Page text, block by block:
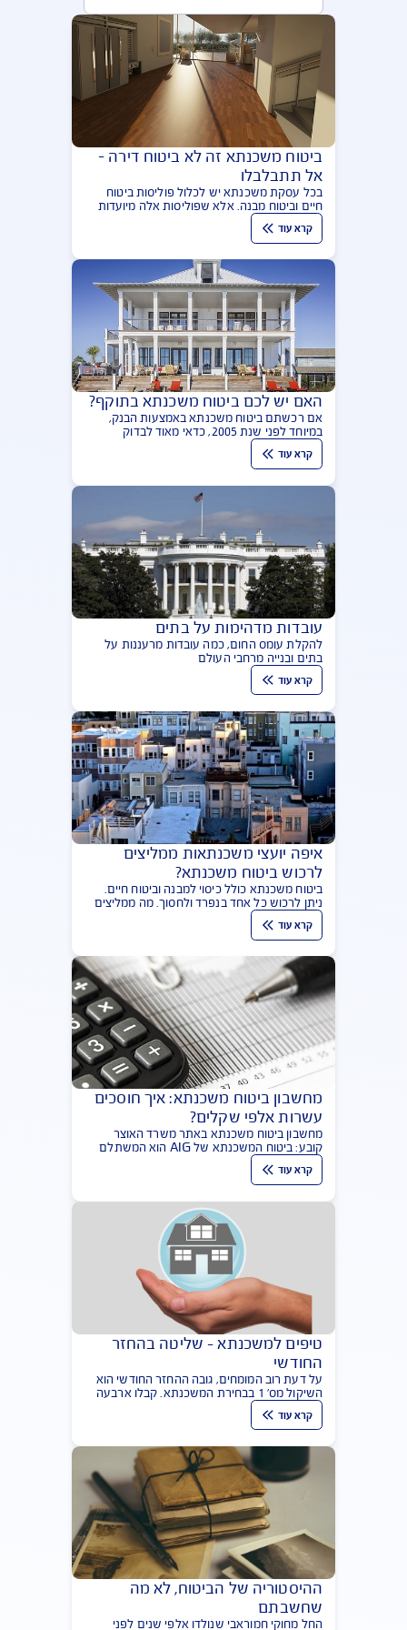
הפופולריות ביותר
ביטוח משכנתא זה לא ביטוח דירה –
אל תתבלבלו
בכל עסקת משכנתא יש לכלול פוליסות ביטוח
חיים וביטוח מבנה. אלא שפוליסות אלה מיועדות
להגן על נותן המשכנתא. כדי להגן על רכושכם יש
לרכוש פוליסת ביטוח דירה פרטית בהתאמה
האם יש לכם ביטוח משכנתא בתוקף?
אם רכשתם ביטוח משכנתא באמצעות הבנק,
במיוחד לפני שנת 2005, כדאי מאוד לבדוק
בהקדם את תוקף ביטוח המשכנתא שלכם
ולהשוות את תקופת הביטוח לתקופת המשכנתא
קרא עוד
עובדות מדהימות על בתים
להקלת עומס החום, כמה עובדות מרעננות על
בתים ובנייה מרחבי העולם
קרא עוד
איפה יועצי משכנתאות ממליצים
לרכוש ביטוח משכנתא?
ביטוח משכנתא כולל כיסוי למבנה וביטוח חיים.
ניתן לרכוש כל אחד בנפרד ולחסוך. מה ממליצים
יועצי המשכנתאות?
קרא עוד
מחשבון ביטוח משכנתא: איך חוסכים
עשרות אלפי שקלים?
מחשבון ביטוח משכנתא באתר משרד האוצר
ביותר (במיוחד אונליין). חיסכון משמעותי לאורך חיי
המשכנתא. תבדקו בעצמכם
קרא עוד
טיפים למשכנתא - שליטה בהחזר
החודשי
על דעת רוב המומחים, גובה ההחזר החודשי הוא